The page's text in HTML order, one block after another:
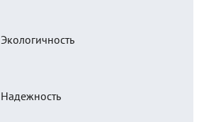
Экологичность
Надежность